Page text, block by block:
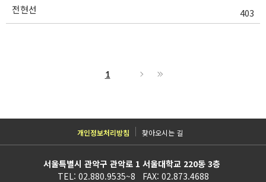
전현선 403
1
개인정보처리방침 찾아오시는 길
서울특별시 관악구 관악로 1 서울대학교 220동 3층
TEL: 02.880.9535~8 FAX: 02.873.4688